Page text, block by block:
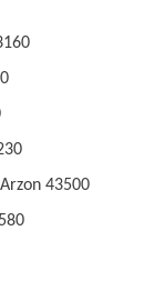
43500